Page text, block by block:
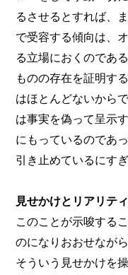
るさせるとすれば、
で受容する傾向は、
る立場におくのであ
ものの存在を証明す
はほとんどないから
は事実を偽って呈示
にもっているのであ
引き止めているにす
見せかけとリアリティ
このことが示唆する
のになりおおせなが
そういう見せかけを